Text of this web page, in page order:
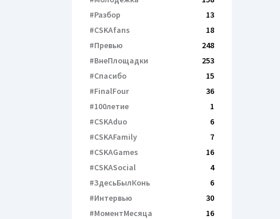
#Разбор
13
#CSKAfans
18
#Превью
248
#ВнеПлощадки
253
#Спасибо
15
#FinalFour
36
#100летие
1
#CSKAduo
6
#CSKAFamily
7
#CSKAGames
16
#CSKASocial
4
#ЗдесьБылКонь
6
#Интервью
30
#МоментМесяца
16